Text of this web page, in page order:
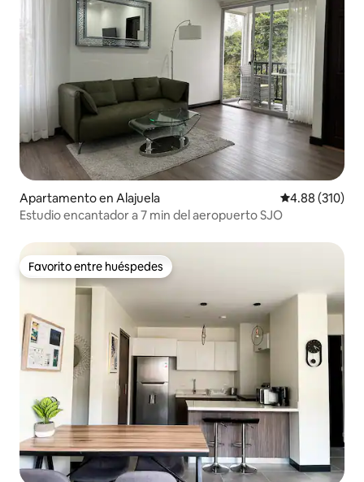
Apartamento en Alajuela Calificación
4.88 (310)
Estudio encantador a 7 min del aeropuerto SJO
Favorito entre huéspedes
Favorito entre huéspedes